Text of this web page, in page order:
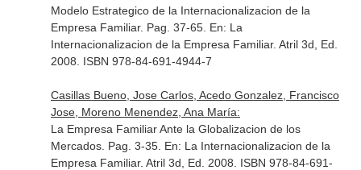
Modelo Estrategico de la Internacionalizacion de la
Empresa Familiar. Pag. 37-65. En: La
Internacionalizacion de la Empresa Familiar. Atril 3d, Ed.
2008. ISBN 978-84-691-4944-7
Casillas Bueno, Jose Carlos, Acedo Gonzalez, Francisco
Jose, Moreno Menendez, Ana María:
La Empresa Familiar Ante la Globalizacion de los
Mercados. Pag. 3-35. En: La Internacionalizacion de la
Empresa Familiar. Atril 3d, Ed. 2008. ISBN 978-84-691-